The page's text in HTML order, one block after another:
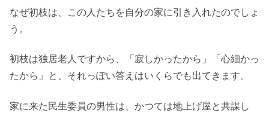
なぜ初枝は、この人たちを自分の家に引き入れたのでしょ
う。
初枝は独居老人ですから、「寂しかったから」「心細かっ
たから」と、それっぽい答えはいくらでも出てきます。
家に来た民生委員の男性は、かつては地上げ屋と共謀し